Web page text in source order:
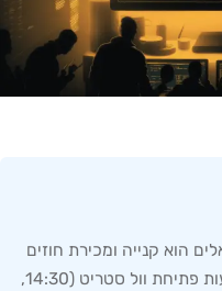
הוא קנייה ומכירת חוזים
עתידיים בנפט בזמן אמת, בעיקר בשעות פתיחת וול סטריט (14:30,